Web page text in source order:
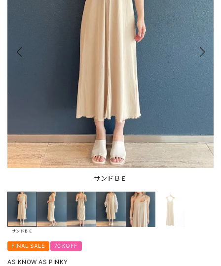
サンドＢＥ
サンドＢＥ
FINAL SALE 70%OFF
AS KNOW AS PINKY